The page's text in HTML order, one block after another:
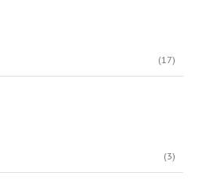
(17)
(3)